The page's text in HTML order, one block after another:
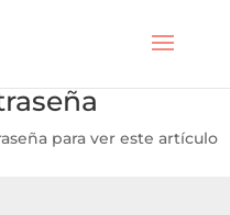
para ver este artículo